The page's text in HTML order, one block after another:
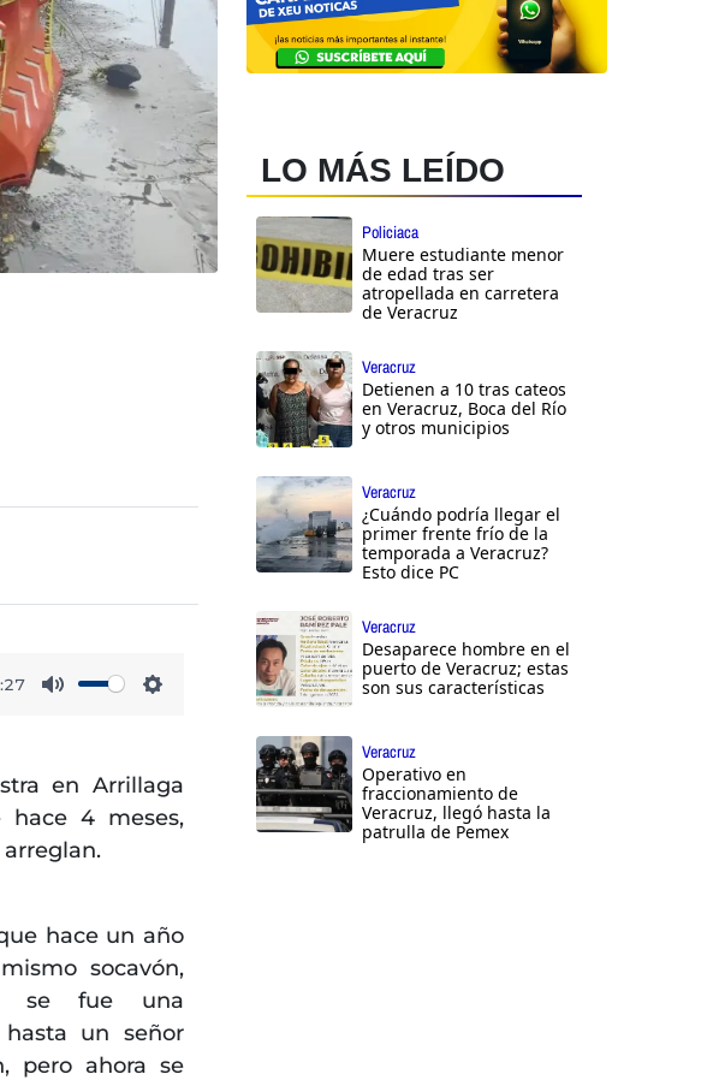
en Arrillaga
hace 4 meses,
hace un año
socavón,
se fue una
un señor
pero ahora se
LO MÁS LEÍDO
Policiaca
Muere estudiante menor
de edad tras ser
atropellada en carretera
de Veracruz
Veracruz
Detienen a 10 tras cateos
en Veracruz, Boca del Río
y otros municipios
Veracruz
¿Cuándo podría llegar el
primer frente frío de la
temporada a Veracruz?
Esto dice PC
Veracruz
Desaparece hombre en el
puerto de Veracruz; estas
son sus características
Veracruz
Operativo en
fraccionamiento de
Veracruz, llegó hasta la
patrulla de Pemex